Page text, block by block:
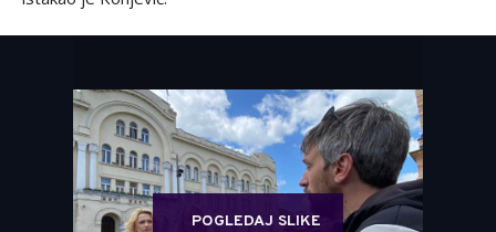
POGLEDAJ SLIKE